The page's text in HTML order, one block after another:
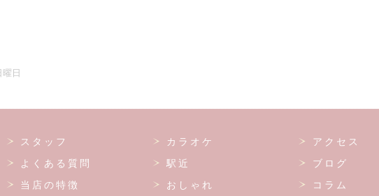
日
スタッフ
よくある質問
当店の特徴
カラオケ
駅近
おしゃれ
アクセス
ブログ
コラム